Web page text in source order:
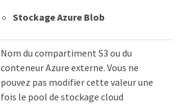
Stockage Azure Blob
Nom du compartiment S3 ou du
conteneur Azure externe. Vous ne
pouvez pas modifier cette valeur une
fois le pool de stockage cloud